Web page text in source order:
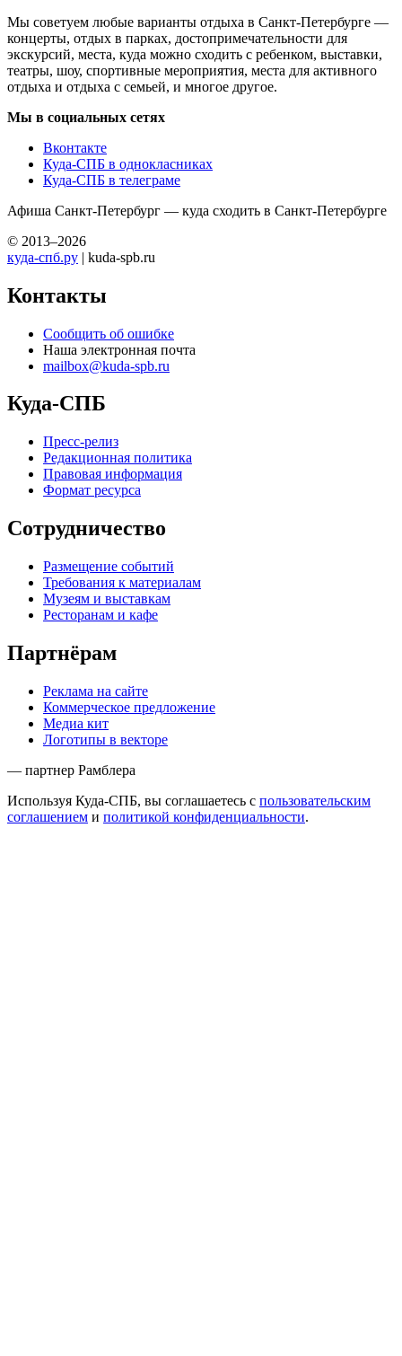
Мы советуем любые варианты отдыха в Санкт-Петербурге —
концерты, отдых в парках, достопримечательности для
экскурсий, места, куда можно сходить с ребенком, выставки,
театры, шоу, спортивные мероприятия, места для активного
отдыха и отдыха с семьей, и многое другое.
Мы в социальных сетях
Вконтакте
Куда-СПБ в однокласниках
Куда-СПБ в телеграме
Афиша Санкт-Петербург — куда сходить в Санкт-Петербурге
© 2013–2026
куда-спб.ру | kuda-spb.ru
Контакты
Сообщить об ошибке
Наша электронная почта
mailbox@kuda-spb.ru
Куда-СПБ
Пресс-релиз
Редакционная политика
Правовая информация
Формат ресурса
Сотрудничество
Размещение событий
Требования к материалам
Музеям и выставкам
Ресторанам и кафе
Партнёрам
Реклама на сайте
Коммерческое предложение
Медиа кит
Логотипы в векторе
— партнер Рамблера
Используя Куда-СПБ, вы соглашаетесь с пользовательским
соглашением и политикой конфиденциальности.